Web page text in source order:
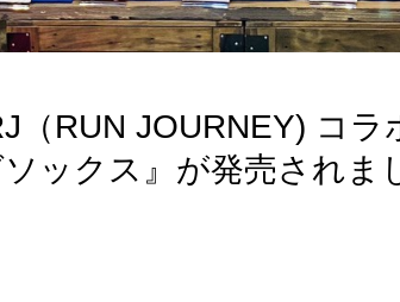
（RUN JOURNEY) コ
ックス』が発売されま